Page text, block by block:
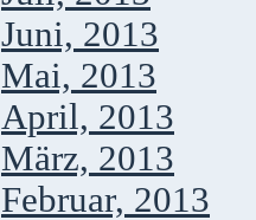
Juni, 2013
Mai, 2013
April, 2013
März, 2013
Februar, 2013